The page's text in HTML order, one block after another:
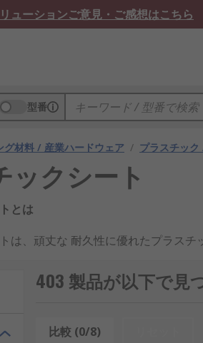
ューションご意見・ご感想はこちら
型番
グ材料 / 産業ハードウェア / プラスチッ
ックシート
とは
は、頑丈な 耐久性に優れたプラス
ニアリング
403 製品が以下で見
比較 (0/8)